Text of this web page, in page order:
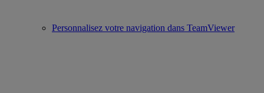
Personnalisez votre navigation dans TeamViewer